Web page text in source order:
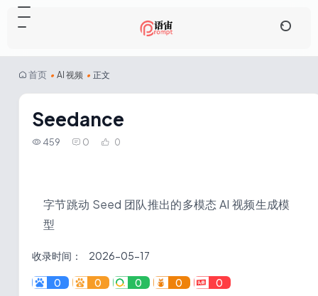
首页 • AI 视频 • 正文
Seedance
459 0 0
字节跳动 Seed 团队推出的多模态 AI 视频生成模
型
收录时间： 2026-05-17
0 0 0 0 0